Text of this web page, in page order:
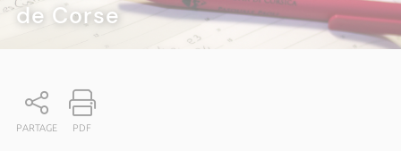
de Corse
PARTAGE PDF